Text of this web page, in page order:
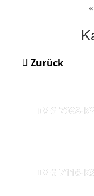
«
Zurück
IMG 7098-
IMG 7116-